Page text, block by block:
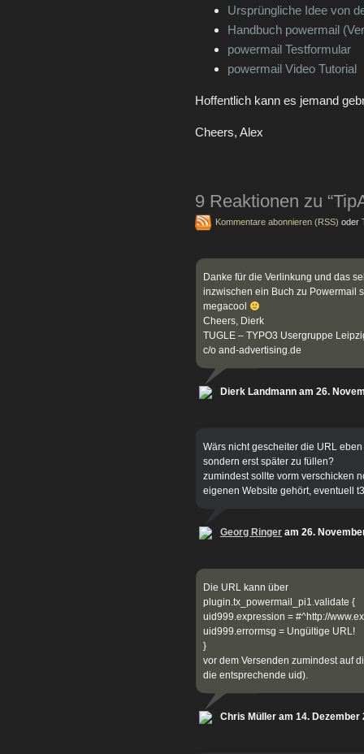
Ursprüngliche Idee von
Handbuch powermail
powermail Testformular
powermail Video Tutorial
Hoffentlich kann es jemand
Cheers, Alex
9 Reaktionen zu
Kommentare abonnieren (RSS) oder
Danke für die Verlinkung und das
inzwischen ein Buch zu Powermail
megacool
Cheers, Dierk
TUGLE – TYPO3 Usergruppe
c/o and-advertising.de
Dierk Landmann am 26.
Wärs nicht gescheiter die URL
sondern erst später zu füllen?
zumindest sollte vorm verschicken
eigenen Website gehört, eventuell
Georg Ringer am 26.
Die URL kann über
plugin.tx_powermail_pi1.validate {
uid999.expression = #^http://
uid999.errormsg = Ungültige URL!
}
vor dem Versenden zumindest auf
die entsprechende uid).
Chris Müller am 14. Dezember